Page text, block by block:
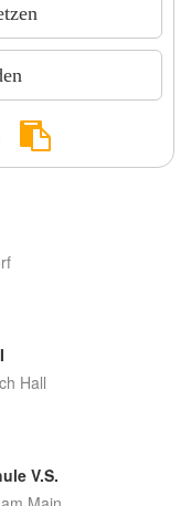
Hall
V.S.